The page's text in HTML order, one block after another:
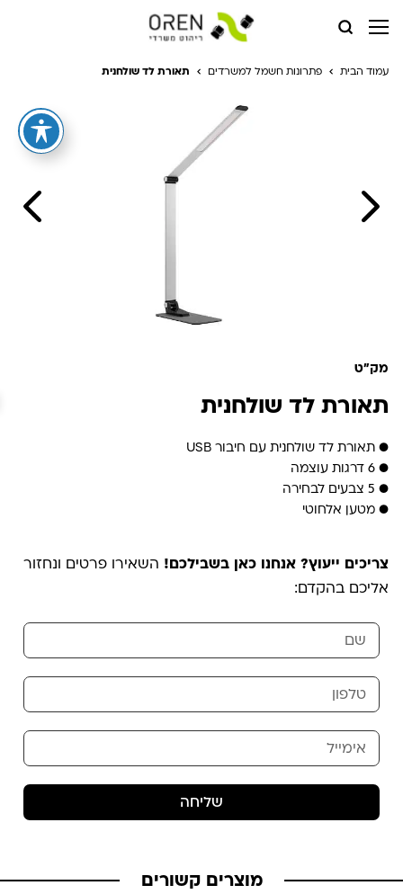
עמוד הבית פתרונות חשמל למשרדים תאורת לד שולחנית
מק"ט
תאורת לד שולחנית
● תאורת לד שולחנית עם חיבור USB
● 6 דרגות עוצמה
● 5 צבעים לבחירה
● מטען אלחוטי
צריכים ייעוץ? אנחנו כאן בשבילכם! השאירו פרטים ונחזור
אליכם בהקדם:
שליחה
מוצרים קשורים